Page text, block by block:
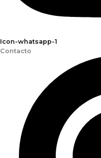
Icon-whatsapp-1
Contacto